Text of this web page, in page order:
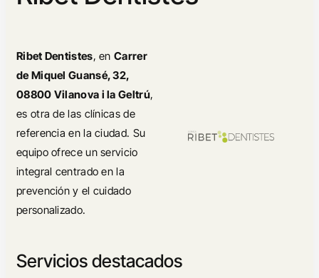
Ribet Dentistes, en Carrer
de Miquel Guansé, 32,
08800 Vilanova i la Geltrú,
es otra de las clínicas de
referencia en la ciudad. Su
equipo ofrece un servicio
integral centrado en la
prevención y el cuidado
personalizado.
Servicios destacados